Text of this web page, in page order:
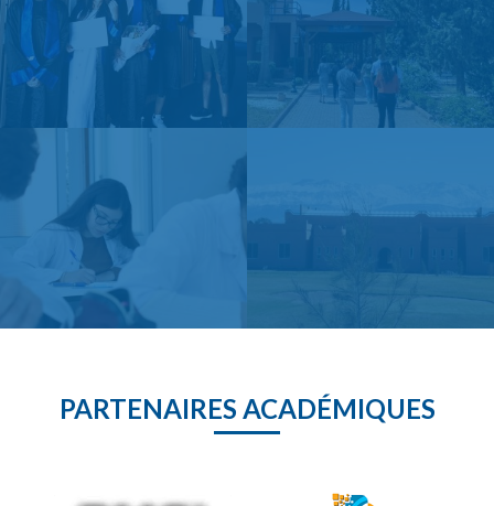
PARTENAIRES ACADÉMIQUES